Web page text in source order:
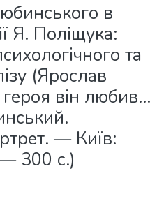
в
Я. Поліщука:
та
(Ярослав
героя він любив...
— Київ:
300 с.)